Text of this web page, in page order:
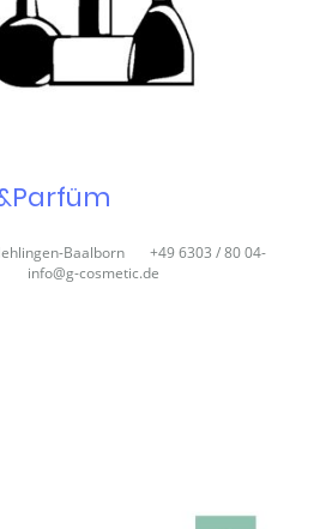
Baalborn +49 6303 / 80 04-